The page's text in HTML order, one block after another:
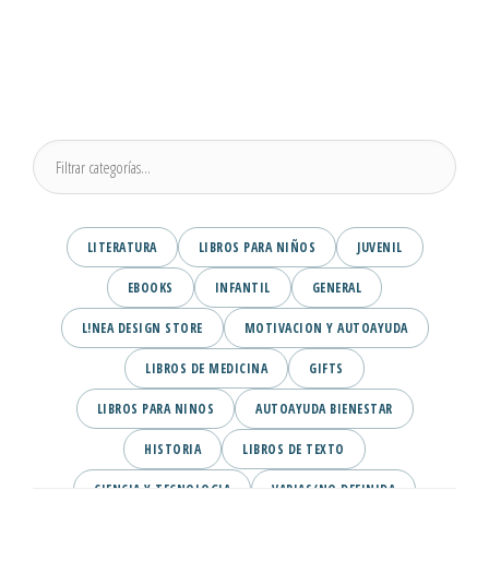
LITERATURA LIBROS PARA NIÑOS JUVENIL
EBOOKS INFANTIL GENERAL
L!NEA DESIGN STORE MOTIVACION Y AUTOAYUDA
LIBROS DE MEDICINA GIFTS
LIBROS PARA NINOS AUTOAYUDA BIENESTAR
HISTORIA LIBROS DE TEXTO
CIENCIA Y TECNOLOGIA VARIAS/NO DEFINIDA